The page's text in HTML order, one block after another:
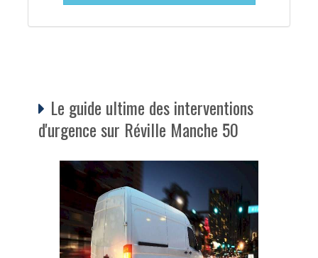
Le guide ultime des interventions
d'urgence sur Réville Manche 50